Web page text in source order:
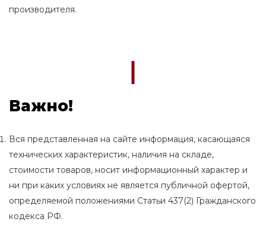
производителя.
Важно!
Вся представленная на сайте информация, касающаяся
технических характеристик, наличия на складе,
стоимости товаров, носит информационный характер и
ни при каких условиях не является публичной офертой,
определяемой положениями Статьи 437(2) Гражданского
кодекса РФ.